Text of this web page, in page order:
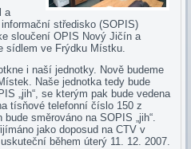
a
středisko (SOPIS)
sloučení OPIS Nový Jičín a
sídlem ve Frýdku Místku.
i naší jednotky. Nově budeme
Naše jednotka tedy bude
„jih“, se kterým pak bude vedena
tísňové telefonní číslo 150 z
směrováno na SOPIS „jih“.
jako doposud na CTV v
během úterý 11. 12. 2007.